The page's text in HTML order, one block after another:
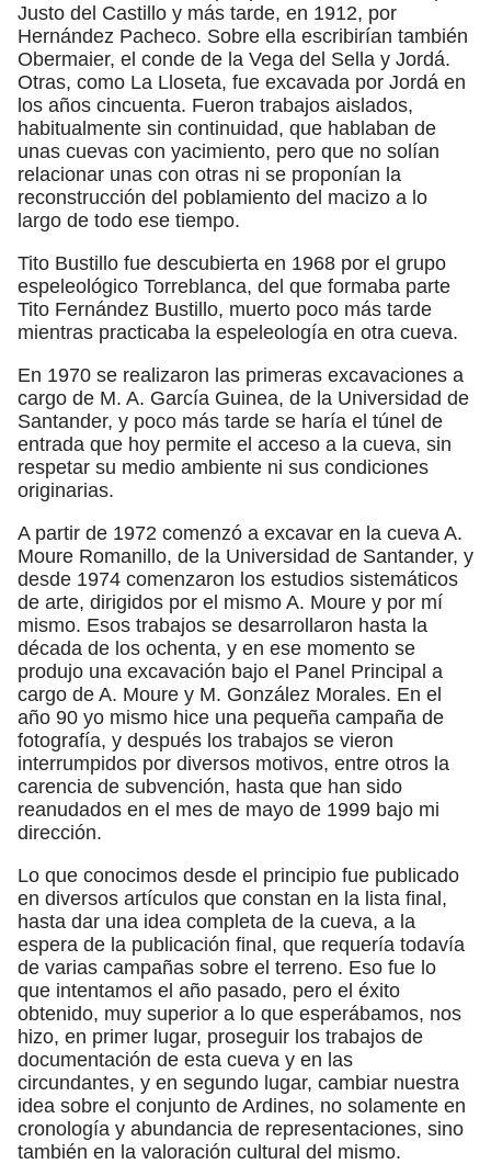
Justo del Castillo y más tarde, en 1912, por
Hernández Pacheco. Sobre ella escribirían también
Obermaier, el conde de la Vega del Sella y Jordá.
Otras, como La Lloseta, fue excavada por Jordá en
los años cincuenta. Fueron trabajos aislados,
habitualmente sin continuidad, que hablaban de
unas cuevas con yacimiento, pero que no solían
relacionar unas con otras ni se proponían la
reconstrucción del poblamiento del macizo a lo
largo de todo ese tiempo.
Tito Bustillo fue descubierta en 1968 por el grupo
espeleológico Torreblanca, del que formaba parte
Tito Fernández Bustillo, muerto poco más tarde
mientras practicaba la espeleología en otra cueva.
En 1970 se realizaron las primeras excavaciones a
cargo de M. A. García Guinea, de la Universidad de
Santander, y poco más tarde se haría el túnel de
entrada que hoy permite el acceso a la cueva, sin
respetar su medio ambiente ni sus condiciones
originarias.
A partir de 1972 comenzó a excavar en la cueva A.
Moure Romanillo, de la Universidad de Santander, y
desde 1974 comenzaron los estudios sistemáticos
de arte, dirigidos por el mismo A. Moure y por mí
mismo. Esos trabajos se desarrollaron hasta la
década de los ochenta, y en ese momento se
produjo una excavación bajo el Panel Principal a
cargo de A. Moure y M. González Morales. En el
año 90 yo mismo hice una pequeña campaña de
fotografía, y después los trabajos se vieron
interrumpidos por diversos motivos, entre otros la
carencia de subvención, hasta que han sido
reanudados en el mes de mayo de 1999 bajo mi
dirección.
Lo que conocimos desde el principio fue publicado
en diversos artículos que constan en la lista final,
hasta dar una idea completa de la cueva, a la
espera de la publicación final, que requería todavía
de varias campañas sobre el terreno. Eso fue lo
que intentamos el año pasado, pero el éxito
obtenido, muy superior a lo que esperábamos, nos
hizo, en primer lugar, proseguir los trabajos de
documentación de esta cueva y en las
circundantes, y en segundo lugar, cambiar nuestra
idea sobre el conjunto de Ardines, no solamente en
cronología y abundancia de representaciones, sino
también en la valoración cultural del mismo.